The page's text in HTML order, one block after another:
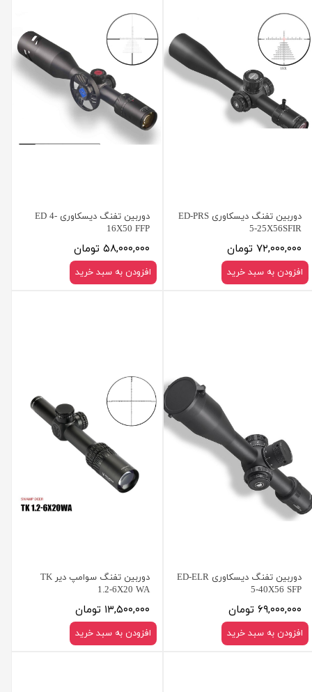
دوربین تفنگ دیسکاوری ED-PRS
5-25X56SFIR
۷۲,۰۰۰,۰۰۰ تومان
افزودن به سبد خرید
دوربین تفنگ دیسکاوری ED 4-
16X50 FFP
۵۸,۰۰۰,۰۰۰ تومان
افزودن به سبد خرید
دوربین تفنگ دیسکاوری ED-ELR
5-40X56 SFP
۶۹,۰۰۰,۰۰۰ تومان
افزودن به سبد خرید
دوربین تفنگ سوامپ دیر TK
1.2-6X20 WA
۱۳,۵۰۰,۰۰۰ تومان
افزودن به سبد خرید